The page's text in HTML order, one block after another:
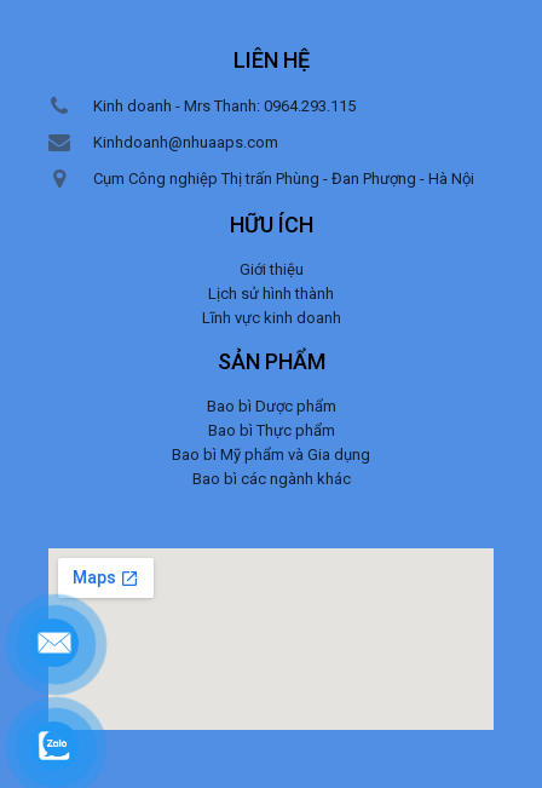
LIÊN HỆ
Kinh doanh - Mrs Thanh: 0964.293.115
Kinhdoanh@nhuaaps.com
Cụm Công nghiệp Thị trấn Phùng - Đan Phượng - Hà Nội
HỮU ÍCH
Giới thiệu
Lịch sử hình thành
Lĩnh vực kinh doanh
SẢN PHẨM
Bao bì Dược phẩm
Bao bì Thực phẩm
Bao bì Mỹ phẩm và Gia dụng
Bao bì các ngành khác